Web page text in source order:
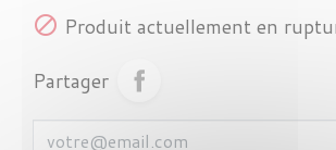
 Produit actuellement en
Partager